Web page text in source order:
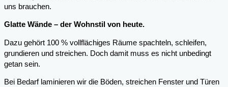
uns brauchen.
Glatte Wände – der Wohnstil von heute.
Dazu gehört 100 % vollflächiges Räume spachteln, schleifen,
grundieren und streichen. Doch damit muss es nicht unbedingt
getan sein.
Bei Bedarf laminieren wir die Böden, streichen Fenster und Türen